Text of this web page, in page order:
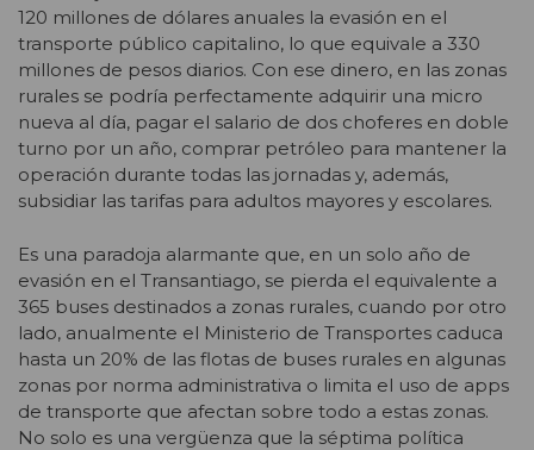
120 millones de dólares anuales la evasión en el
transporte público capitalino, lo que equivale a 330
millones de pesos diarios. Con ese dinero, en las zonas
rurales se podría perfectamente adquirir una micro
nueva al día, pagar el salario de dos choferes en doble
turno por un año, comprar petróleo para mantener la
operación durante todas las jornadas y, además,
subsidiar las tarifas para adultos mayores y escolares.
Es una paradoja alarmante que, en un solo año de
evasión en el Transantiago, se pierda el equivalente a
365 buses destinados a zonas rurales, cuando por otro
lado, anualmente el Ministerio de Transportes caduca
hasta un 20% de las flotas de buses rurales en algunas
zonas por norma administrativa o limita el uso de apps
de transporte que afectan sobre todo a estas zonas.
No solo es una vergüenza que la séptima política